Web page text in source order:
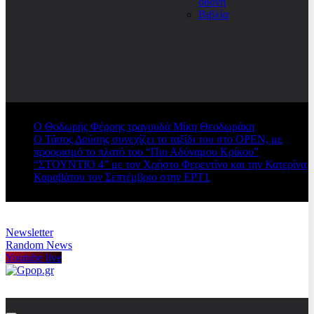
Βιβλία
Ο Θοδωρής Φέρρης τραγουδά Μίκη Θεοδωράκη
Ο Τάσος Δούσης συνεχίζει το ταξίδι του στο OPEN, με
προορισμό το πλατό του “Πιο Αδύναμου Κρίκου”
“ΣΤΟΥΝΤΙΟ 4” με τον Χρήστο Φερεντίνο και την Κατερίνα
Καραβάτου τον Σεπτέμβριο στην ΕΡΤ1
Newsletter
Random News
Youtube live